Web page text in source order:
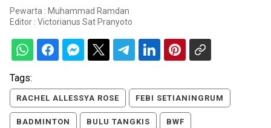
Pewarta : Muhammad Ramdan
Editor : Victorianus Sat Pranyoto
Tags:
RACHEL ALLESSYA ROSE FEBI SETIANINGRUM
BADMINTON BULU TANGKIS BWF